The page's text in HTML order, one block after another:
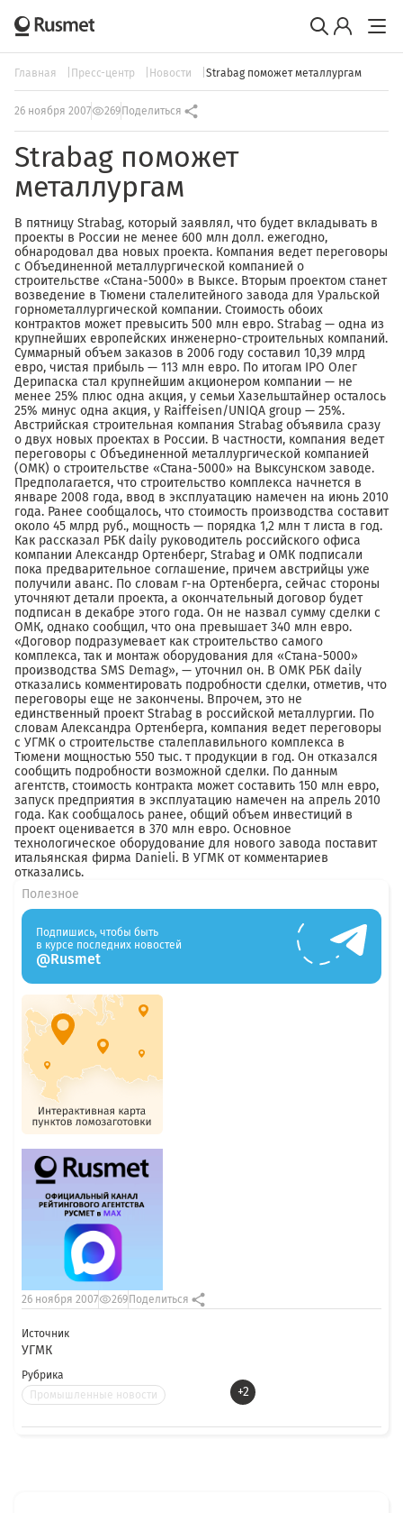
Главная Пресс-центр Новости Strabag поможет металлургам
26 ноября 2007 269 Поделиться
Strabag поможет
металлургам
В пятницу Strabag, который заявлял, что будет вкладывать в
проекты в России не менее 600 млн долл. ежегодно,
обнародовал два новых проекта. Компания ведет переговоры
с Объединенной металлургической компанией о
строительстве «Стана-5000» в Выксе. Вторым проектом станет
возведение в Тюмени сталелитейного завода для Уральской
горнометаллургической компании. Стоимость обоих
контрактов может превысить 500 млн евро. Strabag — одна из
крупнейших европейских инженерно-строительных компаний.
Суммарный объем заказов в 2006 году составил 10,39 млрд
евро, чистая прибыль — 113 млн евро. По итогам IPO Олег
Дерипаска стал крупнейшим акционером компании — не
менее 25% плюс одна акция, у семьи Хазельштайнер осталось
25% минус одна акция, у Raiffeisen/UNIQA group — 25%.
Австрийская строительная компания Strabag объявила сразу
о двух новых проектах в России. В частности, компания ведет
переговоры с Объединенной металлургической компанией
(ОМК) о строительстве «Стана-5000» на Выксунском заводе.
Предполагается, что строительство комплекса начнется в
январе 2008 года, ввод в эксплуатацию намечен на июнь 2010
года. Ранее сообщалось, что стоимость производства составит
около 45 млрд руб., мощность — порядка 1,2 млн т листа в год.
Как рассказал РБК daily руководитель российского офиса
компании Александр Ортенберг, Strabag и ОМК подписали
пока предварительное соглашение, причем австрийцы уже
получили аванс. По словам г-на Ортенберга, сейчас стороны
уточняют детали проекта, а окончательный договор будет
подписан в декабре этого года. Он не назвал сумму сделки с
ОМК, однако сообщил, что она превышает 340 млн евро.
«Договор подразумевает как строительство самого
комплекса, так и монтаж оборудования для «Cтана-5000»
производства SMS Demag», — уточнил он. В ОМК РБК daily
отказались комментировать подробности сделки, отметив, что
переговоры еще не закончены. Впрочем, это не
единственный проект Strabag в российской металлургии. По
словам Александра Ортенберга, компания ведет переговоры
с УГМК о строительстве сталеплавильного комплекса в
Тюмени мощностью 550 тыс. т продукции в год. Он отказался
сообщить подробности возможной сделки. По данным
агентств, стоимость контракта может составить 150 млн евро,
запуск предприятия в эксплуатацию намечен на апрель 2010
года. Как сообщалось ранее, общий объем инвестиций в
проект оценивается в 370 млн евро. Основное
технологическое оборудование для нового завода поставит
итальянская фирма Danieli. В УГМК от комментариев
отказались.
Источник
УГМК
Рубрика
Промышленные новости
+2
26 ноября 2007 269 Поделиться
Полезное
Подпишись, чтобы быть
в курсе последних новостей
@Rusmet